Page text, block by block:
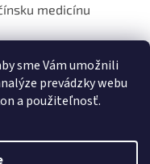
sme Vám umožnili
prevádzky webu
a použiteľnosť.
medicínu
vám čínska